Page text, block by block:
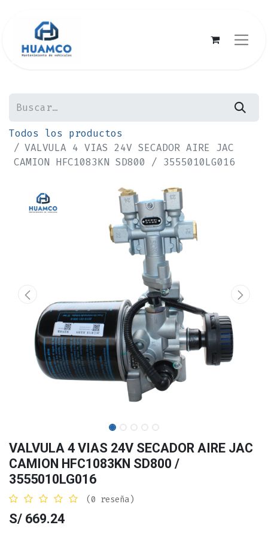
Todos los productos
VALVULA 4 VIAS 24V SECADOR AIRE JAC
CAMION HFC1083KN SD800 / 3555010LG016
VALVULA 4 VIAS 24V SECADOR AIRE JAC
CAMION HFC1083KN SD800 /
3555010LG016
(0 reseña)
S/ 669.24